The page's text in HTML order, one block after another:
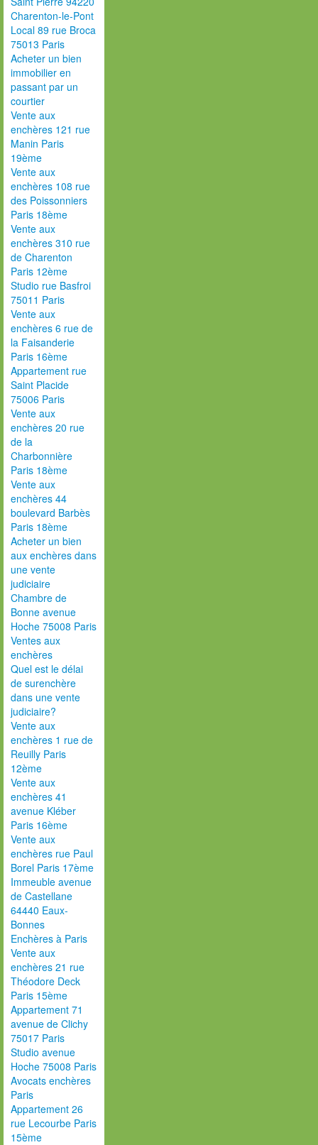
Charenton-le-Pont
Local 89 rue Broca
75013 Paris
Acheter un bien
immobilier en
passant par un
courtier
Vente aux
enchères 121 rue
Manin Paris
19ème
Vente aux
enchères 108 rue
des Poissonniers
Paris 18ème
Vente aux
enchères 310 rue
de Charenton
Paris 12ème
Studio rue Basfroi
75011 Paris
Vente aux
enchères 6 rue de
la Faisanderie
Paris 16ème
Appartement rue
Saint Placide
75006 Paris
Vente aux
enchères 20 rue
de la
Charbonnière
Paris 18ème
Vente aux
enchères 44
boulevard Barbès
Paris 18ème
Acheter un bien
aux enchères dans
une vente
judiciaire
Chambre de
Bonne avenue
Hoche 75008 Paris
Ventes aux
enchères
Quel est le délai
de surenchère
dans une vente
judiciaire?
Vente aux
enchères 1 rue de
Reuilly Paris
12ème
Vente aux
enchères 41
avenue Kléber
Paris 16ème
Vente aux
enchères rue Paul
Borel Paris 17ème
Immeuble avenue
de Castellane
64440 Eaux-
Bonnes
Enchères à Paris
Vente aux
enchères 21 rue
Théodore Deck
Paris 15ème
Appartement 71
avenue de Clichy
75017 Paris
Studio avenue
Hoche 75008 Paris
Avocats enchères
Paris
Appartement 26
rue Lecourbe Paris
15ème